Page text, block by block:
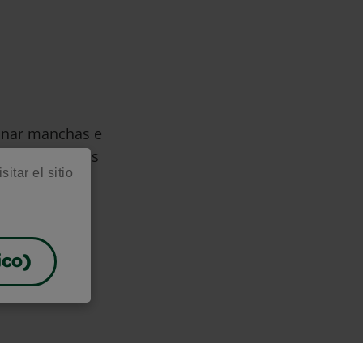
el sitio
manchas e
y recursos